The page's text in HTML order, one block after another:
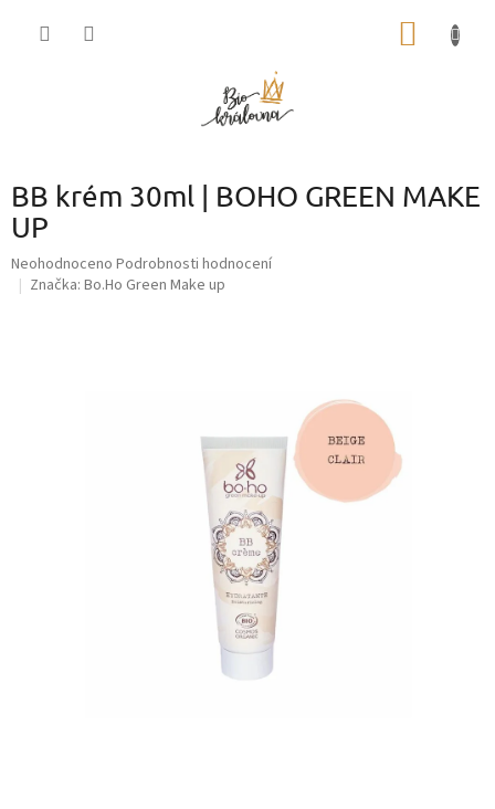
BB krém 30ml | BOHO GREEN MAKE
UP
Průměrné
hodnocení
Neohodnoceno Podrobnosti hodnocení
Značka: Bo.Ho Green Make up